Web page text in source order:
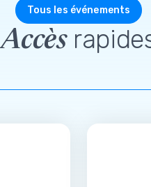
Tous les événements
Accès